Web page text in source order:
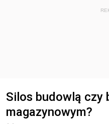
Silos budowlą czy
magazynowym?